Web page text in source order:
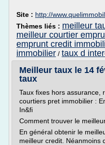
Site : http://
Thèmes liés : meilleur
meilleur courtier
emprunt credit
immobilier / taux d
Meilleur taux le 14
taux
Taux fixes hors assurance,
courtiers pret immobilier :
In&fi
Comment trouver le
En général obtenir le
meilleur credit. Néanmoins